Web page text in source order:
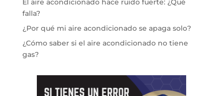
El aire acondicionado hace ruido fuerte: ¿Qué
falla?
¿Por qué mi aire acondicionado se apaga solo?
¿Cómo saber si el aire acondicionado no tiene
gas?